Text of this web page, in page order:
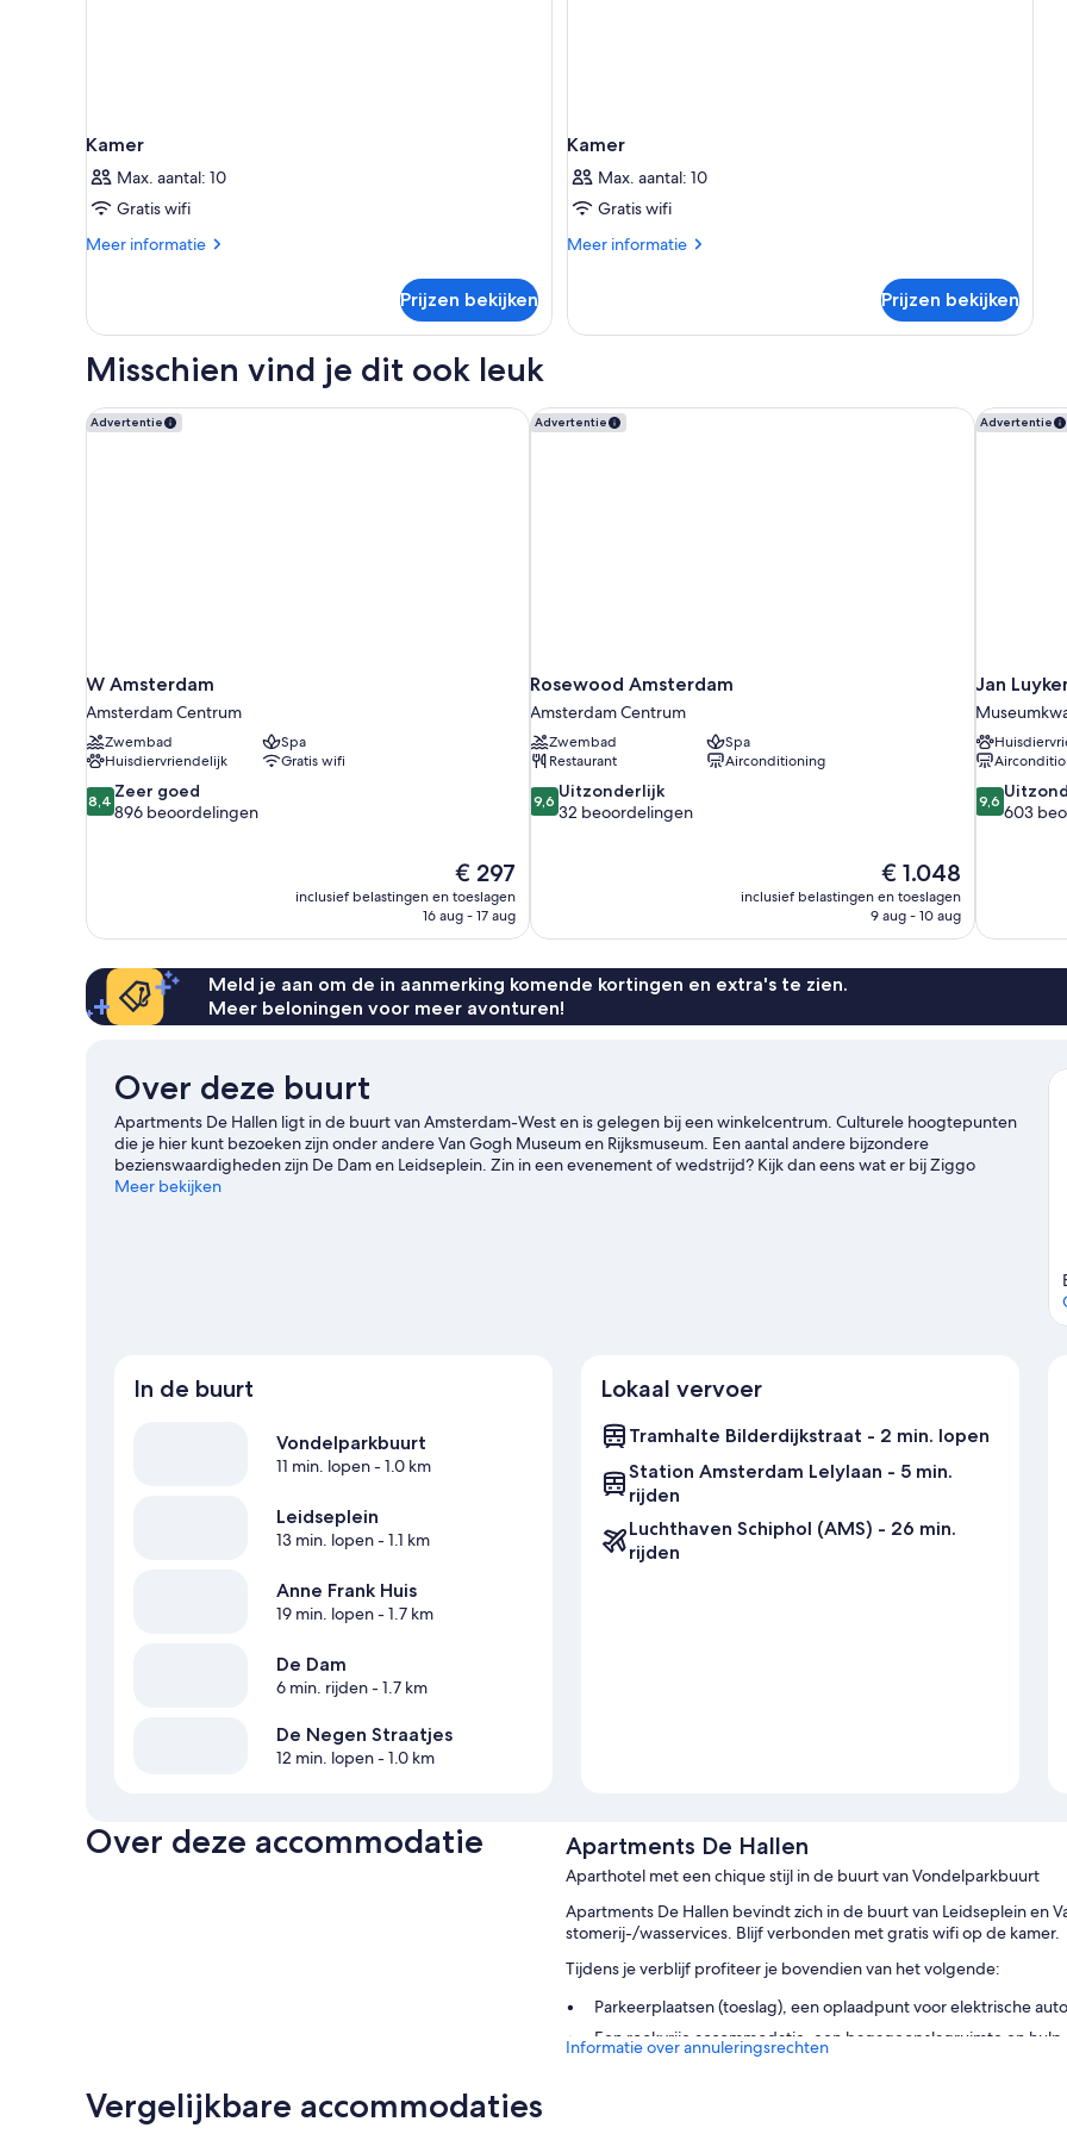
Kamer
Max. aantal: 10
Gratis wifi
Meer informatie
Meer
Prijzen bekijken
Kamer
Max. aantal: 10
Gratis wifi
Meer informatie
Meer
Prijzen bekijken
Misschien vind je dit ook leuk
Advertentie
W Amsterdam
Amsterdam Centrum
Zwembad
Spa
Huisdiervriendelijk
Gratis wifi
8.4
van
8,4 Zeer goed
896 beoordelingen
De
prijs
is
€ 297
inclusief belastingen en toeslagen
16 aug - 17 aug
W Amsterdam Advertentie
Rosewood Amsterdam
Amsterdam Centrum
Zwembad
Spa
Restaurant
Airconditioning
9.6
van
9,6 Uitzonderlijk
32 beoordelingen
De
prijs
is
€ 1.048
inclusief belastingen en toeslagen
9 aug - 10 aug
Rosewood Amsterdam Advertentie
Jan
9.6
van
9,6
603
Jan
Meld je aan om de in aanmerking komende kortingen en extra's te zien.
Meer beloningen voor meer avonturen!
Over deze buurt
Apartments De Hallen ligt in de buurt van Amsterdam-West en is gelegen bij een winkelcentrum. Culturele hoogtepunten
die je hier kunt bezoeken zijn onder andere Van Gogh Museum en Rijksmuseum. Een aantal andere bijzondere
bezienswaardigheden zijn De Dam en Leidseplein. Zin in een evenement of wedstrijd? Kijk dan eens wat er bij Ziggo
Dome of Johan Cruijff ArenA op het programma staat. Maak van de gelegenheid gebruik om de buitenactiviteiten in de
Meer bekijken
In de buurt
Vondelparkbuurt
11 min. lopen- 1.0 km
Leidseplein
13 min. lopen- 1.1 km
Anne Frank Huis
19 min. lopen- 1.7 km
De Dam
6 min. rijden- 1.7 km
De Negen Straatjes
12 min. lopen- 1.0 km
Lokaal vervoer
Tramhalte Bilderdijkstraat - 2 min. lopen
Station Amsterdam Lelylaan - 5 min.
rijden
Luchthaven Schiphol (AMS) - 26 min.
rijden
Over deze accommodatie Apartments De Hallen
Aparthotel met een chique stijl in de buurt van Vondelparkbuurt
Apartments De Hallen bevindt zich in de buurt van Leidseplein en
stomerij-/wasservices. Blijf verbonden met gratis wifi op de kamer.
Tijdens je verblijf profiteer je bovendien van het volgende:
Parkeerplaatsen (toeslag), een oplaadpunt voor elektrische
Een rookvrije accommodatie, een bagageopslagruimte en
Informatie over annuleringsrechten
Vergelijkbare accommodaties